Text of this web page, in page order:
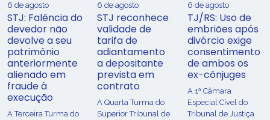
6 de agosto
STJ: Falência do
devedor não
devolve a seu
patrimônio
anteriormente
alienado em
fraude à
execução
A Terceira Turma do
6 de agosto
STJ reconhece
validade de
tarifa de
adiantamento
a depositante
prevista em
contrato
A Quarta Turma do
Superior Tribunal de
6 de agosto
TJ/RS: Uso de
embriões após
divórcio exige
consentimento
de ambos os
ex-cônjuges
A 1ª Câmara
Especial Cível do
Tribunal de Justiça